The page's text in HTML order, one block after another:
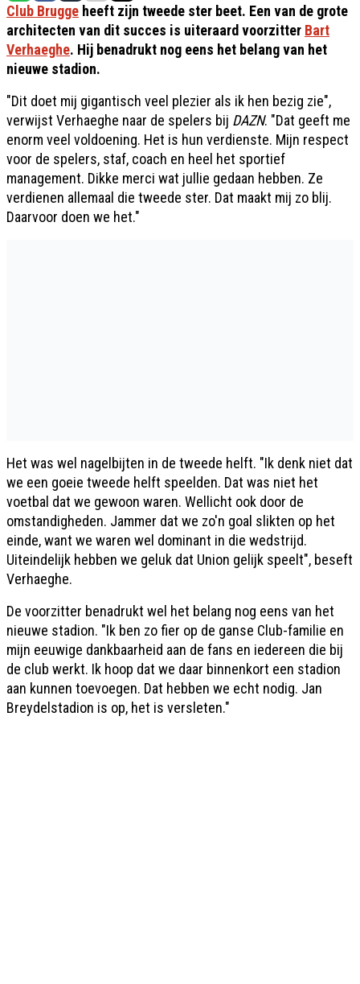
Club Brugge heeft zijn tweede ster beet. Een van de grote
architecten van dit succes is uiteraard voorzitter Bart
Verhaeghe. Hij benadrukt nog eens het belang van het
nieuwe stadion.
"Dit doet mij gigantisch veel plezier als ik hen bezig zie",
verwijst Verhaeghe naar de spelers bij DAZN. "Dat geeft me
enorm veel voldoening. Het is hun verdienste. Mijn respect
voor de spelers, staf, coach en heel het sportief
management. Dikke merci wat jullie gedaan hebben. Ze
verdienen allemaal die tweede ster. Dat maakt mij zo blij.
Daarvoor doen we het."
Het was wel nagelbijten in de tweede helft. "Ik denk niet dat
we een goeie tweede helft speelden. Dat was niet het
voetbal dat we gewoon waren. Wellicht ook door de
omstandigheden. Jammer dat we zo'n goal slikten op het
einde, want we waren wel dominant in die wedstrijd.
Uiteindelijk hebben we geluk dat Union gelijk speelt", beseft
Verhaeghe.
De voorzitter benadrukt wel het belang nog eens van het
nieuwe stadion. "Ik ben zo fier op de ganse Club-familie en
mijn eeuwige dankbaarheid aan de fans en iedereen die bij
de club werkt. Ik hoop dat we daar binnenkort een stadion
aan kunnen toevoegen. Dat hebben we echt nodig. Jan
Breydelstadion is op, het is versleten."